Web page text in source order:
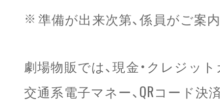
準備が出来次第、係員がご案
劇場物販では、現金・クレジッ
交通系電子マネー、QRコード